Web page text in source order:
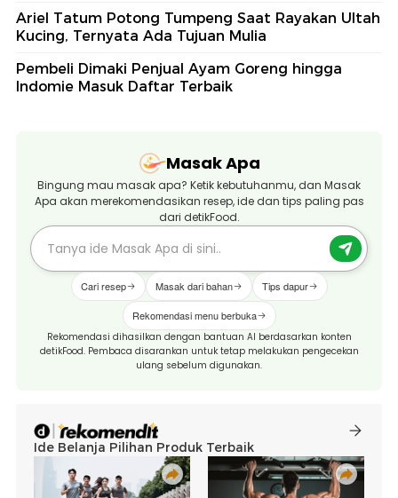
Ariel Tatum Potong Tumpeng Saat Rayakan Ultah
Kucing, Ternyata Ada Tujuan Mulia
Pembeli Dimaki Penjual Ayam Goreng hingga
Indomie Masuk Daftar Terbaik
Masak Apa
Bingung mau masak apa? Ketik kebutuhanmu, dan Masak
Apa akan merekomendasikan resep, ide dan tips paling pas
dari detikFood.
Cari resep Masak dari bahan Tips dapur
Rekomendasi menu berbuka
Rekomendasi dihasilkan dengan bantuan AI berdasarkan konten
detikFood. Pembaca disarankan untuk tetap melakukan pengecekan
ulang sebelum digunakan.